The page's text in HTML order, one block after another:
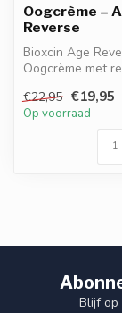
Oogcrème –
Reverse
Bioxcin Age
Oogcrème met
Vermindert zic...
€22,95 €19,95
Op voorraad
Blijf op